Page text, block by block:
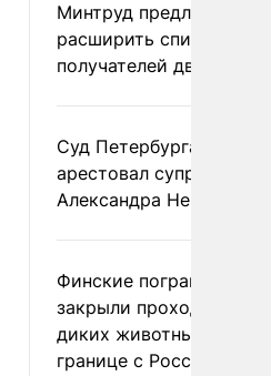
Минтруд предложил
расширить список
получателей двух
Суд Петербурга заочно
арестовал супругу
Александра Невзорова
Финские пограничники
закрыли проходы для
диких животных на
границе с Россией